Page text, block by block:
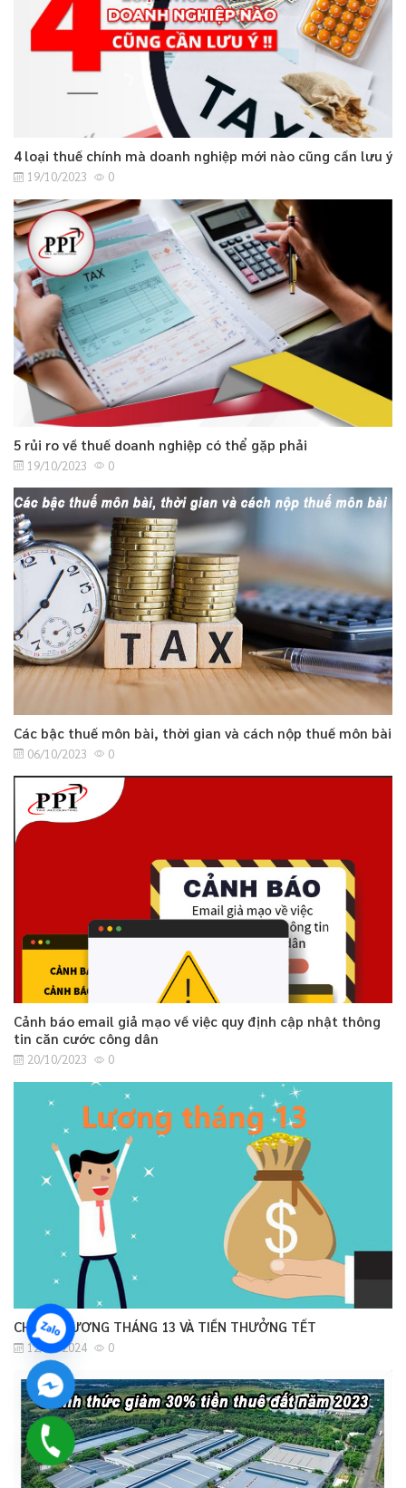
4 loại thuế chính mà doanh nghiệp mới nào cũng cần lưu ý
19/10/2023 0
5 rủi ro về thuế doanh nghiệp có thể gặp phải
19/10/2023 0
Các bậc thuế môn bài, thời gian và cách nộp thuế môn bài
06/10/2023 0
Cảnh báo email giả mạo về việc quy định cập nhật thông
tin căn cước công dân
20/10/2023 0
CHI PHÍ LƯƠNG THÁNG 13 VÀ TIỀN THƯỞNG TẾT
12/01/2024 0